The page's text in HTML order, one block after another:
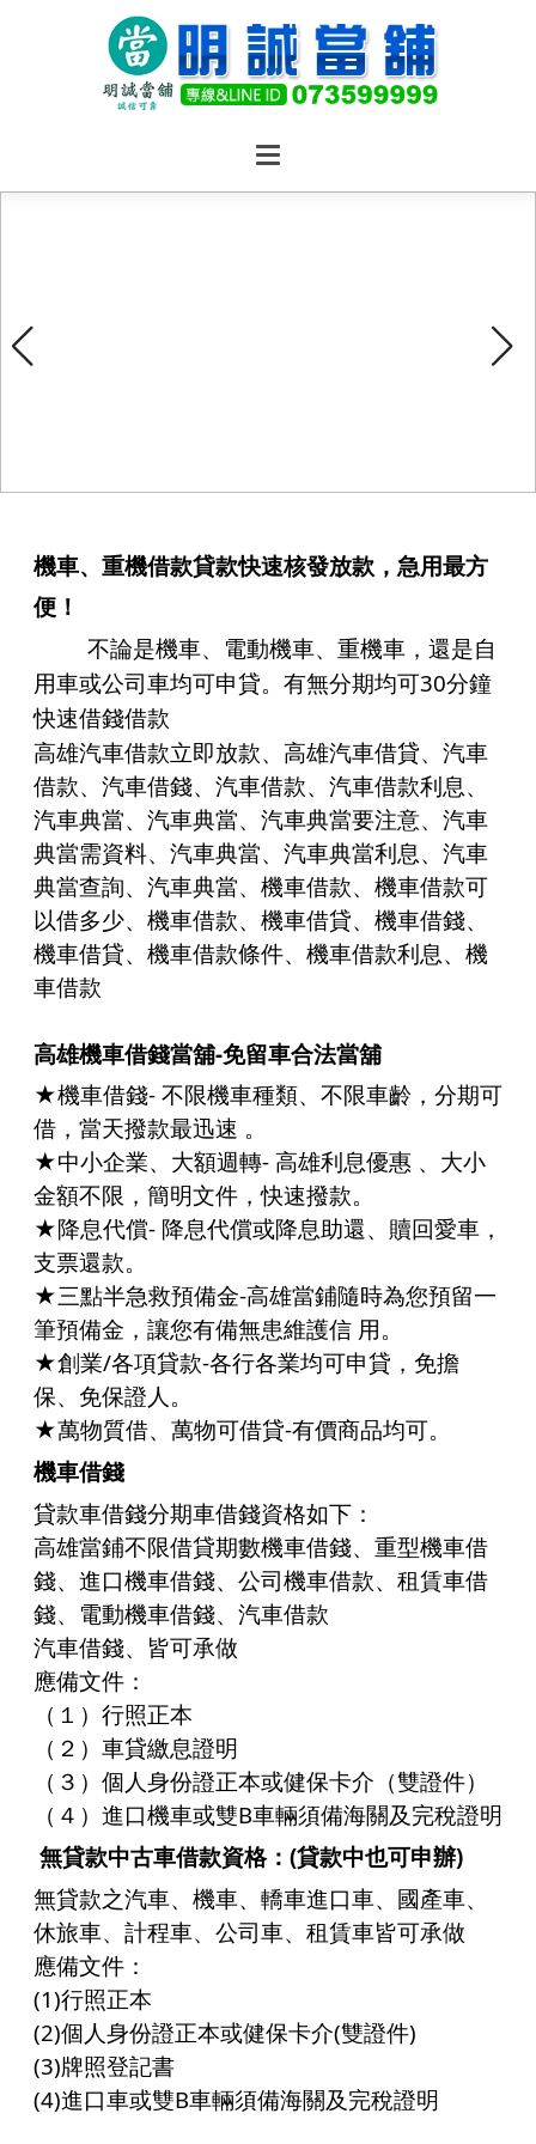
機車、 重機借款貸款快速核發放款，急用最方
便！
不論是機車、 電動機車、 重機車 ，還是自
用車或公司車均可申貸。有無分期均可30分鐘
快速借錢借款
高雄汽車借款立即放款、高雄汽車借貸、汽車
借款、 汽車借錢、汽車借款、 汽車借款利息、
汽車典當、汽車典當、汽車典當要注意、汽車
典當需資料、汽車典當、汽車典當利息、汽車
典當查詢、汽車典當、機車借款、機車借款可
以借多少、機車借款、機車借貸、機車借錢、
機車借貸、機車借款條件、機車借款利息、機
車借款
高雄機車借錢當舖-免留車合法當舖
★機車借錢- 不限機車種類、不限車齡，分期可
借，當天撥款最迅速 。
★中小企業、大額週轉- 高雄利息優惠 、大小
金額不限，簡明文件，快速撥款。
★降息代償- 降息代償或降息助還、贖回愛車，
支票還款。
★三點半急救預備金-高雄當鋪隨時為您預留一
筆預備金，讓您有備無患維護信 用。
★創業/各項貸款-各行各業均可申貸，免擔
保、免保證人。
★萬物質借、萬物可借貸-有價商品均可。
機車借錢
貸款車借錢分期車借錢資格如下：
高雄當鋪不限借貸期數機車借錢、 重型機車借
錢、進口機車借錢、公司機車借款、租賃車借
錢、電動機車借錢、 汽車借款
汽車借錢、皆可承做
應備文件：
（１）行照正本
（２）車貸繳息證明
（３）個人身份證正本或健保卡介（雙證件）
（４）進口機車或雙B車輛須備海關及完稅證明
無貸款中古車借款資格：(貸款中也可申辦)
無貸款之汽車、機車、轎車進口車、國產車、
休旅車、計程車、公司車、租賃車皆可承做
應備文件：
(1)行照正本
(2)個人身份證正本或健保卡介(雙證件)
(3)牌照登記書
(4)進口車或雙B車輛須備海關及完稅證明